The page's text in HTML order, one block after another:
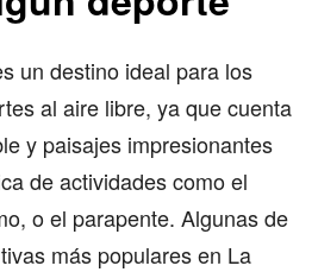
un destino ideal para los
al aire libre, ya que cuenta
y paisajes impresionantes
de actividades como el
o el parapente. Algunas de
más populares en La